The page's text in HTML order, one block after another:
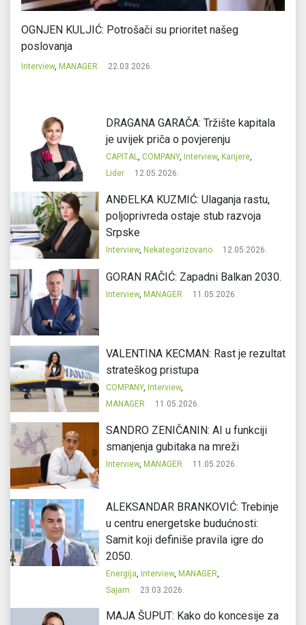
OGNJEN KULJIĆ: Potrošači su prioritet našeg
poslovanja
Interview, MANAGER 22.03.2026.
DRAGANA GARAČA: Tržište kapitala
je uvijek priča o povjerenju
CAPITAL, COMPANY, Interview, Karijere,
Lider
12.05.2026.
ANĐELKA KUZMIĆ: Ulaganja rastu,
poljoprivreda ostaje stub razvoja
Srpske
Interview, Nekategorizovano 12.05.2026.
GORAN RAČIĆ: Zapadni Balkan 2030.
Interview, MANAGER 11.05.2026.
VALENTINA KECMAN: Rast je rezultat
strateškog pristupa
COMPANY, Interview,
MANAGER
11.05.2026.
SANDRO ZENIČANIN: AI u funkciji
smanjenja gubitaka na mreži
Interview, MANAGER 11.05.2026.
ALEKSANDAR BRANKOVIĆ: Trebinje
u centru energetske budućnosti:
Samit koji definiše pravila igre do
2050.
Energija, Interview, MANAGER,
Sajam
23.03.2026.
MAJA ŠUPUT: Kako do koncesije za